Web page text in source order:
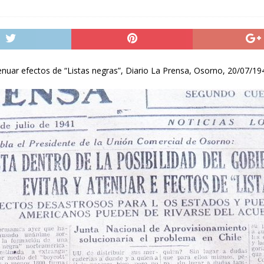
efectos de “Listas negras”, Diario La Prensa, Osorno, 20/07/